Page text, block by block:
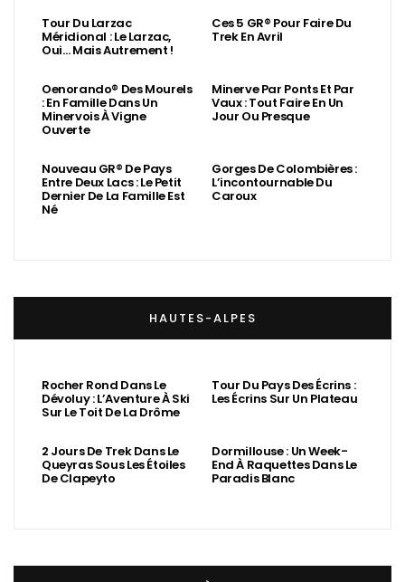
HÉRAULT
Tour Du Larzac
Méridional : Le Larzac,
Oui… Mais Autrement !
Ces 5 GR® Pour Faire Du
Trek En Avril
Oenorando® Des Mourels
: En Famille Dans Un
Minervois À Vigne
Ouverte
Minerve Par Ponts Et Par
Vaux : Tout Faire En Un
Jour Ou Presque
Né
HAUTES-ALPES
Rocher Rond Dans Le
Dévoluy : L’Aventure À Ski
Tour Du Pays Des Écrins :
Les Écrins Sur Un Plateau
2 Jours De Trek Dans Le Paradis Blanc